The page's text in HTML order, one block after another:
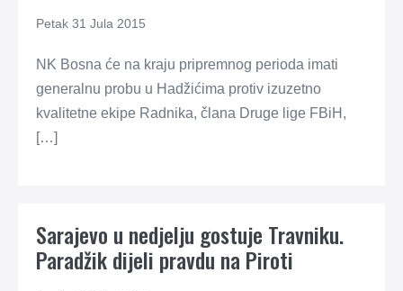
Petak 31 Jula 2015
NK Bosna će na kraju pripremnog perioda imati
generalnu probu u Hadžićima protiv izuzetno
kvalitetne ekipe Radnika, člana Druge lige FBiH,
[…]
Sarajevo u nedjelju gostuje Travniku.
Paradžik dijeli pravdu na Piroti